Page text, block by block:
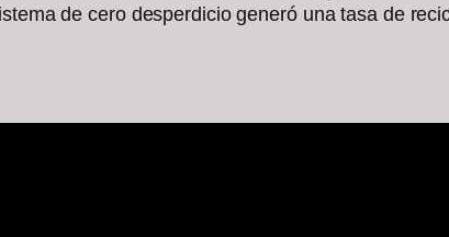
de cero desperdicio generó una tasa de